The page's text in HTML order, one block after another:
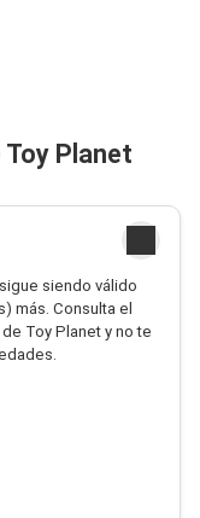
Planet
siendo válido
más. Consulta el
Toy Planet y no te